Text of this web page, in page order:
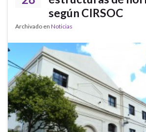
según CIRSOC
Archivado en Noticias